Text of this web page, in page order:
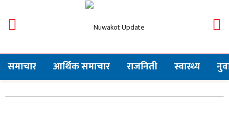
समाचार आर्थिक समाचार राजनिती स्वास्थ्य